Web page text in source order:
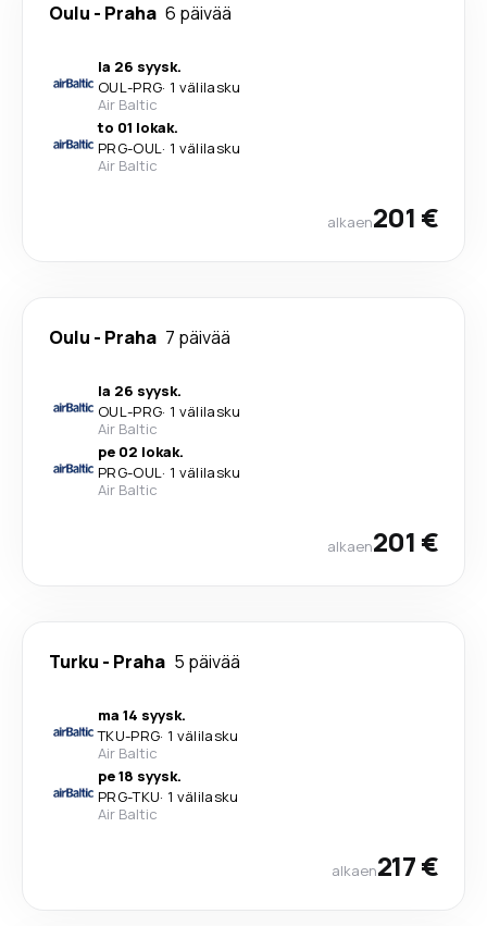
Oulu - Praha 6 päivää
la 26 syysk.
OUL-PRG· 1 välilasku
Air Baltic
to 01 lokak.
PRG-OUL· 1 välilasku
Air Baltic
alkaen201 €
Oulu - Praha 7 päivää
la 26 syysk.
OUL-PRG· 1 välilasku
Air Baltic
pe 02 lokak.
PRG-OUL· 1 välilasku
Air Baltic
alkaen201 €
Turku - Praha 5 päivää
ma 14 syysk.
TKU-PRG· 1 välilasku
Air Baltic
pe 18 syysk.
PRG-TKU· 1 välilasku
Air Baltic
alkaen217 €